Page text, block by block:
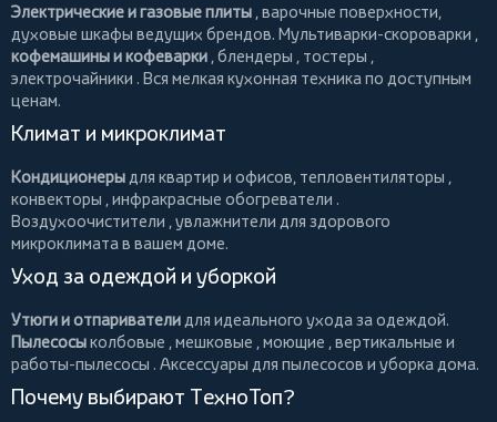
Электрические и газовые плиты , варочные поверхности,
духовые шкафы ведущих брендов. Мультиварки-скороварки ,
кофемашины и кофеварки ,блендеры , тостеры ,
электрочайники . Вся мелкая кухонная техника по доступным
ценам.
Климат и микроклимат
Кондиционерыдля квартир и офисов, тепловентиляторы ,
конвекторы ,инфракрасные обогреватели .
Воздухоочистители , увлажнители для здорового
микроклимата в вашем доме.
Уход за одеждой и уборкой
Утюги и отпаривателидля идеального ухода за одеждой.
Пылесосыколбовые ,мешковые ,моющие ,вертикальные и
работы-пылесосы . Аксессуары для пылесосов и уборка дома.
Почему выбирают ТехноТоп?